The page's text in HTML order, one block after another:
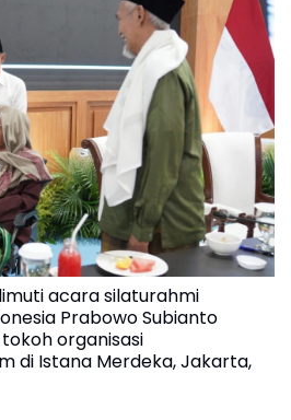
acara silaturahmi
Prabowo Subianto
organisasi
di Istana Merdeka, Jakarta,